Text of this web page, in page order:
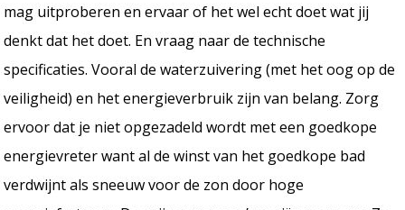
mag uitproberen en ervaar of het wel echt doet wat jij
denkt dat het doet. En vraag naar de technische
specificaties. Vooral de waterzuivering (met het oog op de
veiligheid) en het energieverbruik zijn van belang. Zorg
ervoor dat je niet opgezadeld wordt met een goedkope
energievreter want al de winst van het goedkope bad
verdwijnt als sneeuw voor de zon door hoge